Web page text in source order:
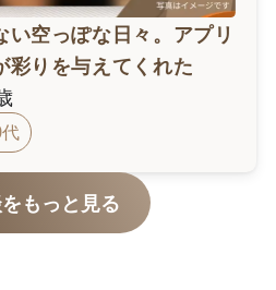
空っぽな日々。アプリ
彩りを与えてくれた
もっと見る